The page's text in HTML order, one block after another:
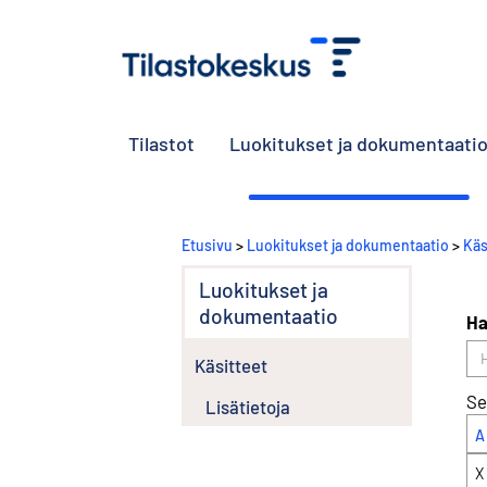
Tilastot Luokitukset ja dokumentaatio
Etusivu > Luokitukset ja dokumentaatio >
Luokitukset ja
dokumentaatio
Käsitteet
Lisätietoja
A
X